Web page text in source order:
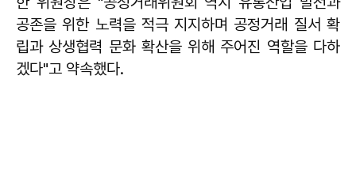
공존을 위한 노력을 적극 지지하며 공정거래 질서 확
립과 상생협력 문화 확산을 위해 주어진 역할을 다하
겠다"고 약속했다.